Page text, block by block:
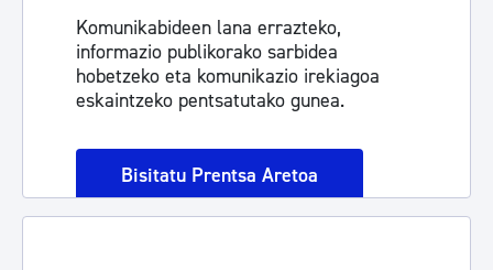
Komunikabideen lana errazteko,
informazio publikorako sarbidea
hobetzeko eta komunikazio irekiagoa
eskaintzeko pentsatutako gunea.
Bisitatu Prentsa Aretoa